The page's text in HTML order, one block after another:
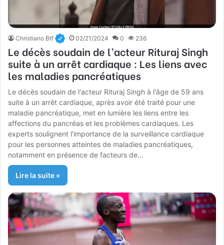
Christiano Btf 02/21/2024 0 236
Le décès soudain de l’acteur Rituraj Singh
suite à un arrêt cardiaque : Les liens avec
les maladies pancréatiques
Le décès soudain de l'acteur Rituraj Singh à l'âge de 59 ans
suite à un arrêt cardiaque, après avoir été traité pour une
maladie pancréatique, met en lumière les liens entre les
affections du pancréas et les problèmes cardiaques. Les
experts soulignent l'importance de la surveillance cardiaque
pour les personnes atteintes de maladies pancréatiques,
notamment en présence de facteurs de…
Lire la suite »